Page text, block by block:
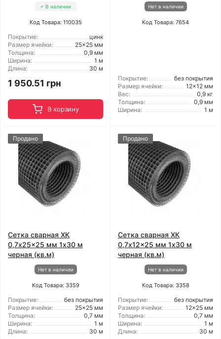
В наличии
Код Товара: 110035
Покрытие:
цинк
Размер ячейки:
25x25 мм
Толщина:
0,9 мм
Ширина:
1 м
Длина:
30 м
1 950.51 грн
В корзину
Нет в наличии
Код Товара: 7654
Покрытие:
без покрытия
Размер ячейки:
12x12 мм
Вес:
0,9 кг
Толщина:
0,9 мм
Ширина:
1 м
Продано
Сетка сварная ХК
0,7x25x25 мм 1x30 м
черная (кв.м)
Нет в наличии
Код Товара: 3359
Покрытие:
без покрытия
Размер ячейки:
25x25 мм
Толщина:
0,7 мм
Ширина:
1 м
Длина:
30 м
Продано
Сетка сварная ХК
0,7x12x25 мм 1x30 м
черная (кв.м)
Нет в наличии
Код Товара: 3358
Покрытие:
без покрытия
Размер ячейки:
12x25 мм
Толщина:
0,7 мм
Ширина:
1 м
Длина:
30 м